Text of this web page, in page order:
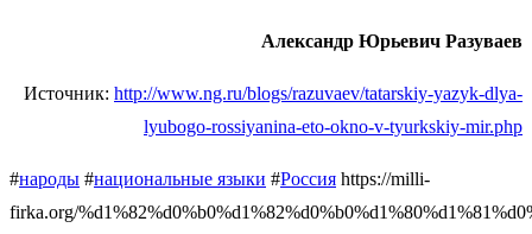
Александр Юрьевич Разуваев
Источник: http://www.ng.ru/blogs/razuvaev/tatarskiy-yazyk-dlya-
lyubogo-rossiyanina-eto-okno-v-tyurkskiy-mir.php
#народы #национальные языки #Россия https://milli-
firka.org/